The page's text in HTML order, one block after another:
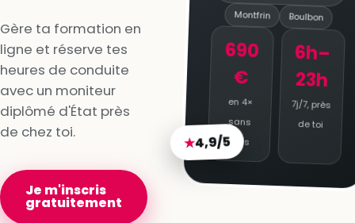
Gère ta formation en
ligne et réserve tes
heures de conduite
avec un moniteur
diplômé d'État près
de chez toi.
Je m'inscris
gratuitement
Montfrin Boulbon
690
€
en 4×
sans
frais
6h–
23h
7j/7, près
de toi
★4,9/5